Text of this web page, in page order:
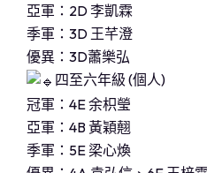
亞軍：2D 李凱霖
季軍：3D 王芊澄
優異：3D蕭樂弘
四至六年級 (個人)
冠軍：4E 余枳瑩
亞軍：4B 黃穎翹
季軍：5E 梁心煥